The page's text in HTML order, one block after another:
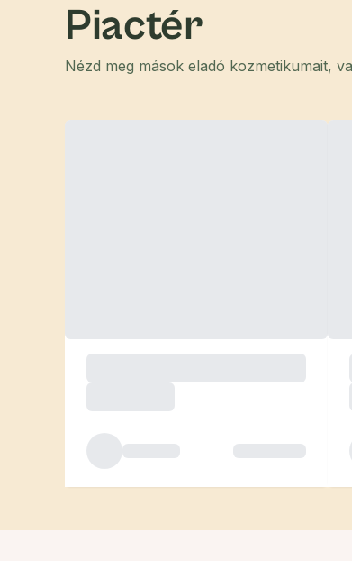
Piactér
Nézd meg mások eladó kozmetikumait,